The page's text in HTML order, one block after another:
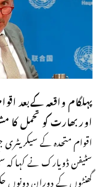
پہلگام واقعہ کےبعد
اوربھارت کو تحمل کا
اقوام متحدہ کے
گھنٹوں کے دوران دونوں